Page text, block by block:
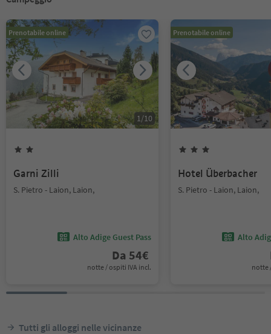
Prenotabile online
1/10
Garni Zilli
S. Pietro - Laion, Laion,
Alto Adige Guest Pass
Da 54€
notte / ospiti IVA incl.
Prenotabile online
Hotel Überbacher
S. Pietro - Laion, Laion,
Alto
notte
Tutti gli alloggi nelle vicinanze